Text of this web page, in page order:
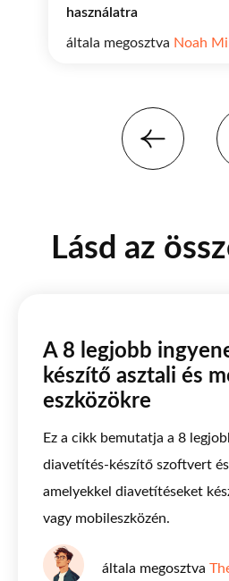
használatra
általa megosztva Noah
Lásd az
A 8 legjobb
készítő asztali és
eszközökre
Ez a cikk bemutatja a 8
diavetítés-készítő szoftvert
amelyekkel diavetítéseket
vagy mobileszközén.
általa megosztva